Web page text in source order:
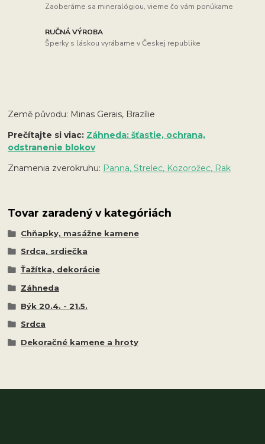
Zaoberáme sa mineralógiou, vieme čo vám ponúkame
RUČNÁ VÝROBA
Šperky s láskou vyrábame v Českej republike
Země původu: Minas Gerais, Brazílie
Prečítajte si viac: Záhneda: šťastie, ochrana,
odstranenie blokov
Znamenia zverokruhu: Panna, Strelec, Kozorožec, Rak
Tovar zaradený v kategóriách
Chňapky, masážne kamene
Srdca, srdiečka
Ťažítka, dekorácie
Záhneda
Býk 20.4. - 21.5.
Srdca
Dekoračné kamene a hroty